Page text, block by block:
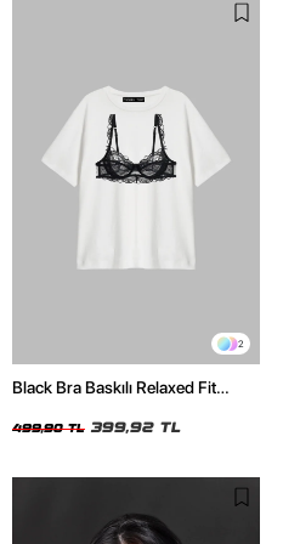
2
Black Bra Baskılı Relaxed Fit
499,90 TL 399,92 TL